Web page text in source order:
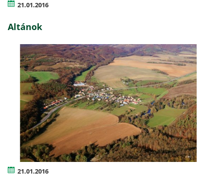
21.01.2016
Altánok
21.01.2016